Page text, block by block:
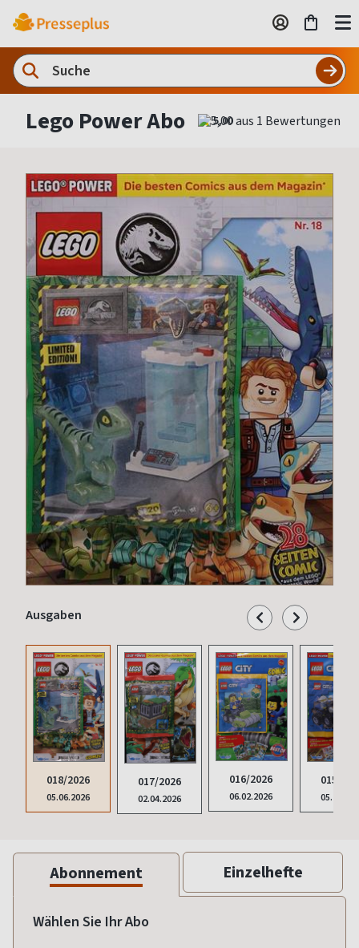
Lego Power Abo 5,00
Ausgaben
018/2026
05.06.2026
017/2026
02.04.2026
016/2026
06.02.2026
015/
Abonnement Einzelhefte
Wählen Sie Ihr Abo